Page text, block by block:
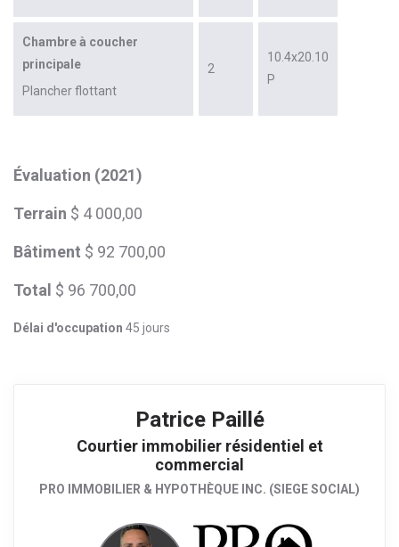
Chambre à coucher
principale
Plancher flottant
2
10.4x20.10
P
Évaluation (2021)
Terrain $ 4 000,00
Bâtiment $ 92 700,00
Total $ 96 700,00
Délai d'occupation 45 jours
Patrice Paillé
Courtier immobilier résidentiel et
commercial
PRO IMMOBILIER & HYPOTHÈQUE INC. (SIEGE SOCIAL)